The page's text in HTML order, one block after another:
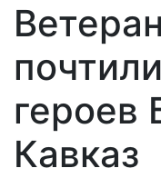
героев
Кавказ